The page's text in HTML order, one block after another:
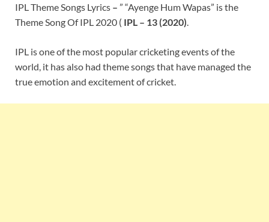
IPL Theme Songs Lyrics – ” “Ayenge Hum Wapas” is the
Theme Song Of IPL 2020 ( IPL – 13 (2020).
IPL is one of the most popular cricketing events of the
world, it has also had theme songs that have managed the
true emotion and excitement of cricket.